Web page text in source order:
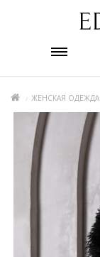
ЖЕНСКАЯ ОДЕЖДА